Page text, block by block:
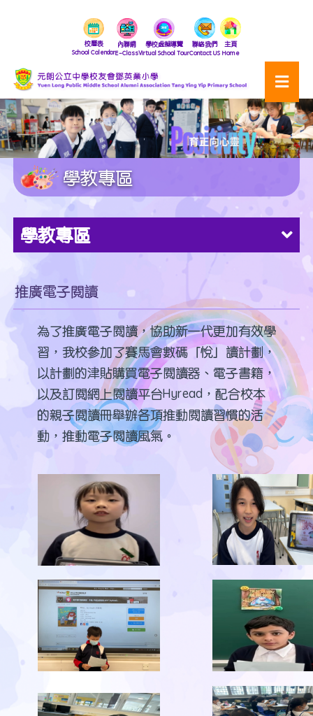
校曆表
School Calendar
內聯網
E-Class
學校虛擬導覽
Virtual School Tour
聯絡我們
Contact US
主頁
Home
學教專區
學教專區
推廣電子閱讀
為了推廣電子閱讀，協助新一代更加有效學
習，我校參加了賽馬會數碼「悅」讀計劃，
以計劃的津貼購買電子閱讀器、電子書籍，
以及訂閱網上閱讀平台Hyread，配合校本
的親子閱讀冊舉辦各項推動閱讀習慣的活
動，推動電子閲讀風氣。